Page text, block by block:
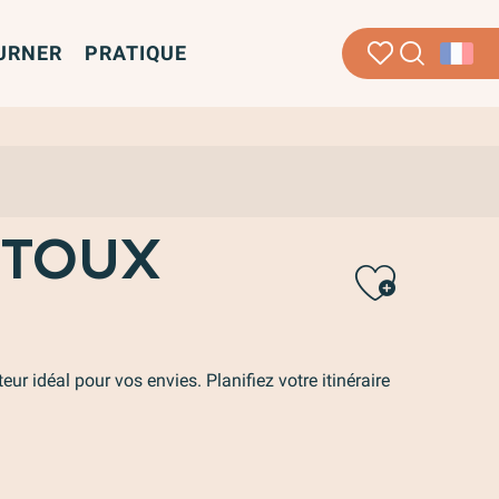
Recherche
PRATIQUE
idéal pour vos envies. Planifiez votre itinéraire